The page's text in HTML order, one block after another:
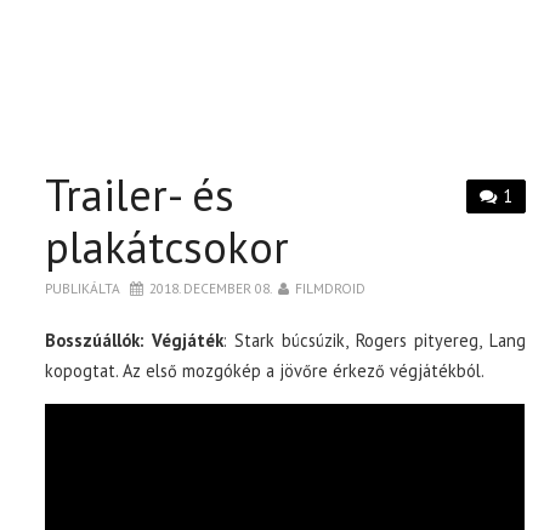
1
Trailer- és
plakátcsokor
PUBLIKÁLTA 2018. DECEMBER 08. FILMDROID
Bosszúállók: Végjáték: Stark búcsúzik, Rogers pityereg, Lang
kopogtat. Az első mozgókép a jövőre érkező végjátékból.